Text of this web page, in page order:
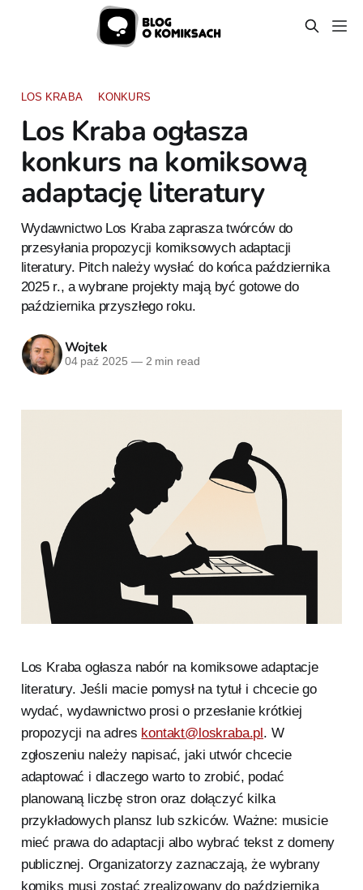
LOS KRABA KONKURS
Los Kraba ogłasza
konkurs na komiksową
adaptację literatury
Wydawnictwo Los Kraba zaprasza twórców do
przesyłania propozycji komiksowych adaptacji
literatury. Pitch należy wysłać do końca października
2025 r., a wybrane projekty mają być gotowe do
października przyszłego roku.
Wojtek
04 paź 2025 —2 min read
Los Kraba ogłasza nabór na komiksowe adaptacje
literatury. Jeśli macie pomysł na tytuł i chcecie go
wydać, wydawnictwo prosi o przesłanie krótkiej
propozycji na adres kontakt@loskraba.pl . W
zgłoszeniu należy napisać, jaki utwór chcecie
adaptować i dlaczego warto to zrobić, podać
planowaną liczbę stron oraz dołączyć kilka
przykładowych plansz lub szkiców. Ważne: musicie
mieć prawa do adaptacji albo wybrać tekst z domeny
publicznej. Organizatorzy zaznaczają, że wybrany
komiks musi zostać zrealizowany do października